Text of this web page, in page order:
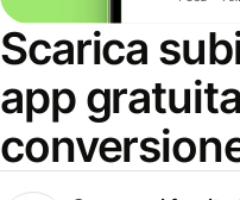
Scarica
app